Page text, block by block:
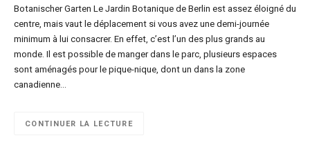
Botanischer Garten Le Jardin Botanique de Berlin est assez éloigné du
centre, mais vaut le déplacement si vous avez une demi-journée
minimum à lui consacrer. En effet, c’est l’un des plus grands au
monde. Il est possible de manger dans le parc, plusieurs espaces
sont aménagés pour le pique-nique, dont un dans la zone
canadienne…
CONTINUER LA LECTURE